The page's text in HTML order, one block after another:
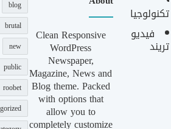
تكنولوجيا
فيديو
تريند
Clean Responsive
WordPress
Newspaper,
Magazine, News and
Blog theme. Packed
with options that
allow you to
completely customize
blog
brutal
new
public
roobet